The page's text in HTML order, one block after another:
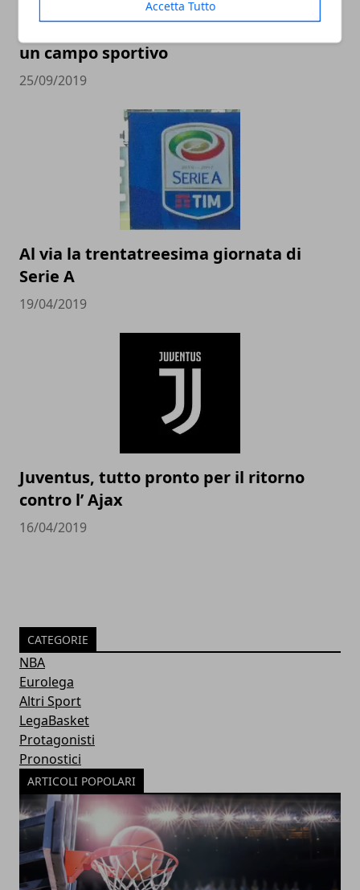
Accetta Tutto
L'importanza della manutenzione per
un campo sportivo
25/09/2019
Al via la trentatreesima giornata di
Serie A
19/04/2019
Juventus, tutto pronto per il ritorno
contro l’ Ajax
16/04/2019
CATEGORIE
NBA
Eurolega
Altri Sport
LegaBasket
Protagonisti
Pronostici
ARTICOLI POPOLARI